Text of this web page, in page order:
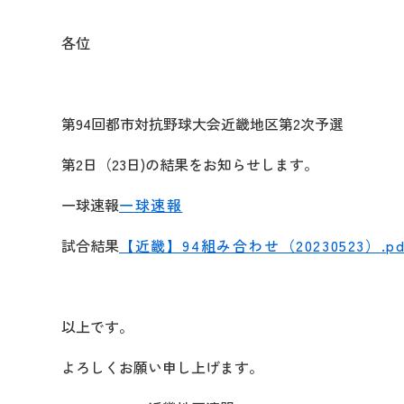
各位
第94回都市対抗野球大会近畿地区第2次予選
第2日（23日)の結果をお知らせします。
一球速報一球速報
試合結果 【近畿】94組み合わせ（20230523）
以上です。
よろしくお願い申し上げます。